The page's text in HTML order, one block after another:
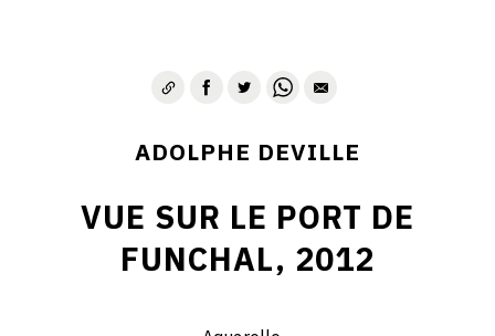
ADOLPHE DEVILLE
VUE SUR LE PORT DE
FUNCHAL, 2012